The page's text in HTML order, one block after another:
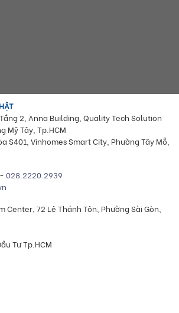
Tầng 2, Anna Building, Quality Tech Solution
Mỹ Tây, Tp.HCM
S401, Vinhomes Smart City, Phường Tây Mỗ,
- 028.2220.2939
Center, 72 Lê Thánh Tôn, Phường Sài Gòn,
Tư Tp.HCM